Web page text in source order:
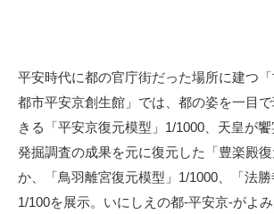
平安時代に都の官庁街だった場所に建つ
都市平安京創生館」では、都の姿を一目
きる「平安京復元模型」1/1000、天皇が
発掘調査の成果を元に復元した「豊楽殿
か、「鳥羽離宮復元模型」1/1000、「法勝
1/100を展示。いにしえの都-平安京-がよみ